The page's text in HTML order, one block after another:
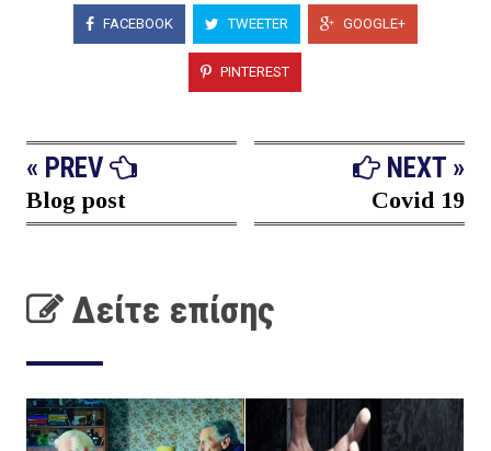
FACEBOOK TWEETER GOOGLE+
PINTEREST
« PREV
Blog post
NEXT »
Covid 19
Δείτε επίσης